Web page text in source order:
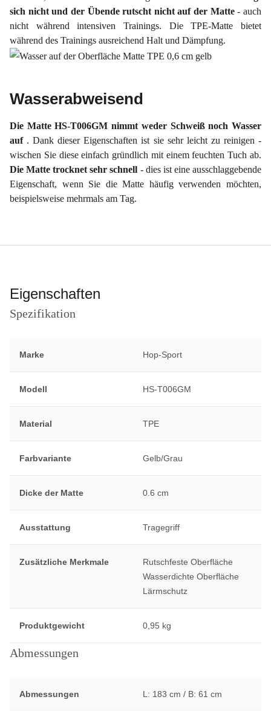
sich nicht und der Übende rutscht nicht auf der Matte- auch
nicht während intensiven Trainings. Die TPE-Matte bietet
während des Trainings ausreichend Halt und Dämpfung.
Wasserabweisend
Die Matte HS-T006GM nimmt weder Schweiß noch Wasser
auf . Dank dieser Eigenschaften ist sie sehr leicht zu reinigen -
wischen Sie diese einfach gründlich mit einem feuchten Tuch ab.
Die Matte trocknet sehr schnell - dies ist eine ausschlaggebende
Eigenschaft, wenn Sie die Matte häufig verwenden möchten,
beispielsweise mehrmals am Tag.
Eigenschaften
Spezifikation
Marke Hop-Sport
Modell HS-T006GM
Material TPE
Farbvariante Gelb/Grau
Dicke der Matte 0.6 cm
Ausstattung Tragegriff
Zusätzliche Merkmale
Rutschfeste Oberfläche
Wasserdichte Oberfläche
Lärmschutz
Produktgewicht 0,95 kg
Abmessungen
Abmessungen L: 183 cm / B: 61 cm